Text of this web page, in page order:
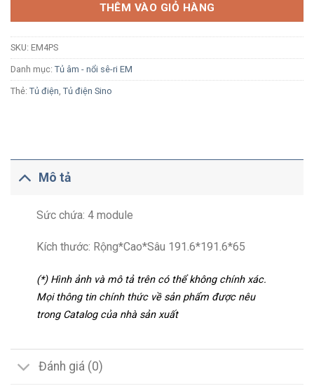
THÊM VÀO GIỎ HÀNG
SKU: EM4PS
Danh mục: Tủ âm - nổi sê-ri EM
Thẻ: Tủ điện Tủ điện Sino
Mô tả
Sức chứa: 4 module
Kích thước: Rộng*Cao*Sâu 191.6*191.6*65
(*) Hình ảnh và mô tả trên có thể không chính xác.
Mọi thông tin chính thức về sản phẩm được nêu
trong Catalog của nhà sản xuất
Đánh giá (0)